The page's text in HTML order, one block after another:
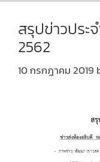
สรุปข่าวประ
2562
10 กรกฎาคม 2019